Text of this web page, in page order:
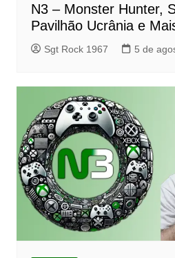
N3 – Monster Hunter,
Pavilhão Ucrânia e
Sgt Rock 1967 5 de